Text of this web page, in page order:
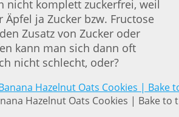
nicht komplett zuckerfrei, weil
Äpfel ja Zucker bzw. Fructose
Zusatz von Zucker oder
kann man sich dann oft
nicht schlecht, oder?
Hazelnut Oats Cookies | Bake to